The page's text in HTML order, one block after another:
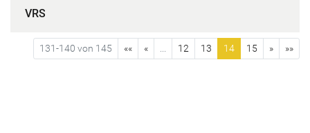
VRS
131-140 von 145 «« « 12 13 14 15 » »»